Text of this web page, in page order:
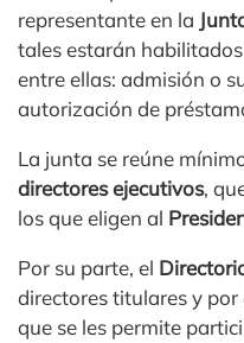
representante en la
tales estarán
entre ellas: admisión o
autorización de
La junta se reúne
directores ejecutivos,
los que eligen al
Por su parte, el
directores titulares y
que se les permite